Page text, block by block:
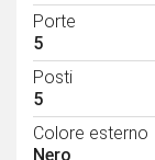
Porte
5
Posti
5
Colore esterno
Nero